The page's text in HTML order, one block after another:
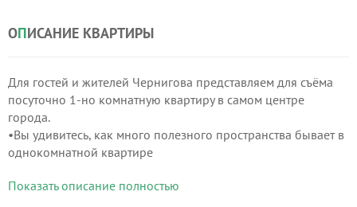
ОПИСАНИЕ КВАРТИРЫ
Для гостей и жителей Чернигова представляем для съёма
посуточно 1-но комнатную квартиру в самом центре
города.
•Вы удивитесь, как много полезного пространства бывает в
однокомнатной квартире
стен
Показать описание полностью